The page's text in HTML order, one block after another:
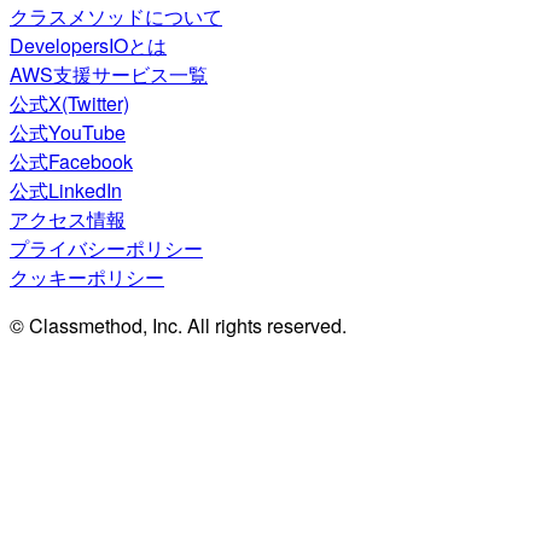
クラスメソッドについて
DevelopersIOとは
AWS支援サービス一覧
公式X(Twitter)
公式YouTube
公式Facebook
公式LinkedIn
アクセス情報
プライバシーポリシー
クッキーポリシー
© Classmethod, Inc. All rights reserved.